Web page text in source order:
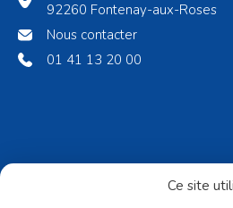
92260 Fontenay-aux-Roses
Nous contacter
01 41 13 20 00
Mentions légalesCe site